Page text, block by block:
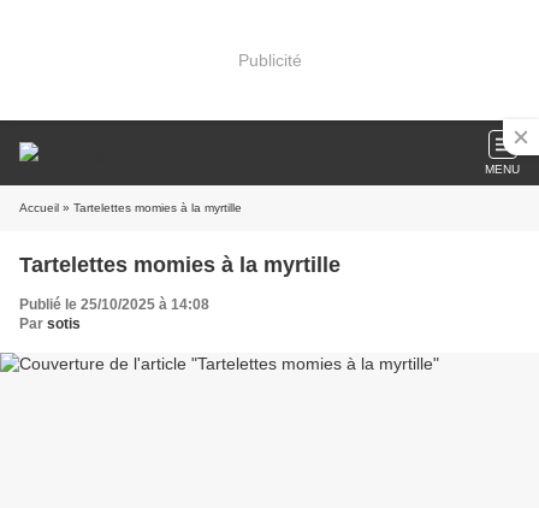
Publicité
MENU
Accueil » Tartelettes momies à la myrtille
Tartelettes momies à la myrtille
Publié le 25/10/2025 à 14:08
Par sotis